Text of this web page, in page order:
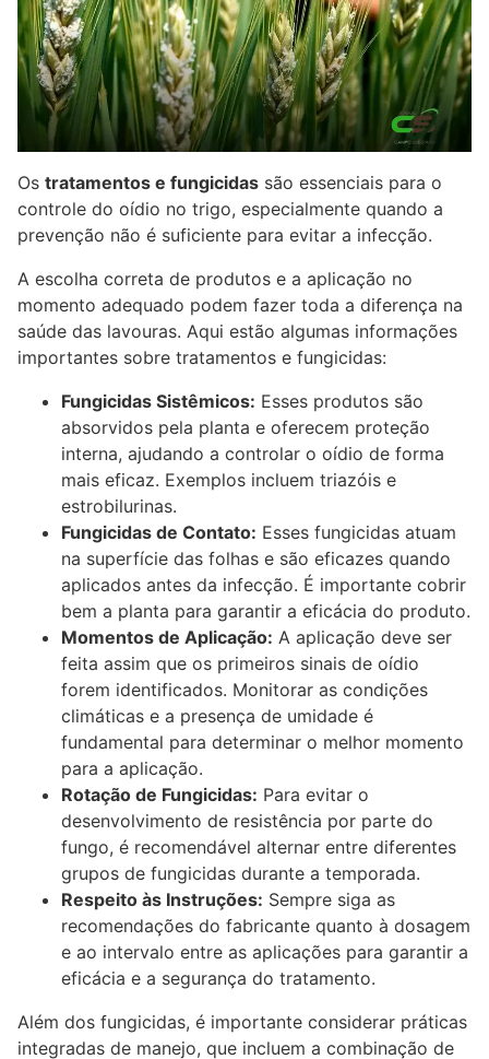
Os tratamentos e fungicidas são essenciais para o
controle do oídio no trigo, especialmente quando a
prevenção não é suficiente para evitar a infecção.
A escolha correta de produtos e a aplicação no
momento adequado podem fazer toda a diferença na
saúde das lavouras. Aqui estão algumas informações
importantes sobre tratamentos e fungicidas:
Fungicidas Sistêmicos: Esses produtos são
absorvidos pela planta e oferecem proteção
interna, ajudando a controlar o oídio de forma
mais eficaz. Exemplos incluem triazóis e
estrobilurinas.
Fungicidas de Contato: Esses fungicidas atuam
na superfície das folhas e são eficazes quando
aplicados antes da infecção. É importante cobrir
bem a planta para garantir a eficácia do produto.
Momentos de Aplicação: A aplicação deve ser
feita assim que os primeiros sinais de oídio
forem identificados. Monitorar as condições
climáticas e a presença de umidade é
fundamental para determinar o melhor momento
para a aplicação.
Rotação de Fungicidas: Para evitar o
desenvolvimento de resistência por parte do
fungo, é recomendável alternar entre diferentes
grupos de fungicidas durante a temporada.
Respeito às Instruções: Sempre siga as
recomendações do fabricante quanto à dosagem
e ao intervalo entre as aplicações para garantir a
eficácia e a segurança do tratamento.
Além dos fungicidas, é importante considerar práticas
integradas de manejo, que incluem a combinação de